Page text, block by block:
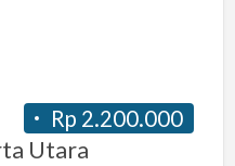
Rp 2.200.000
Utara